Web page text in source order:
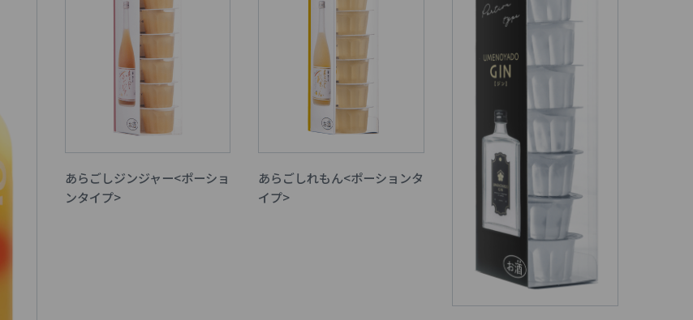
あらごしジンジャー<ポーショ
ンタイプ>
あらごしれもん<ポーションタ
イプ>